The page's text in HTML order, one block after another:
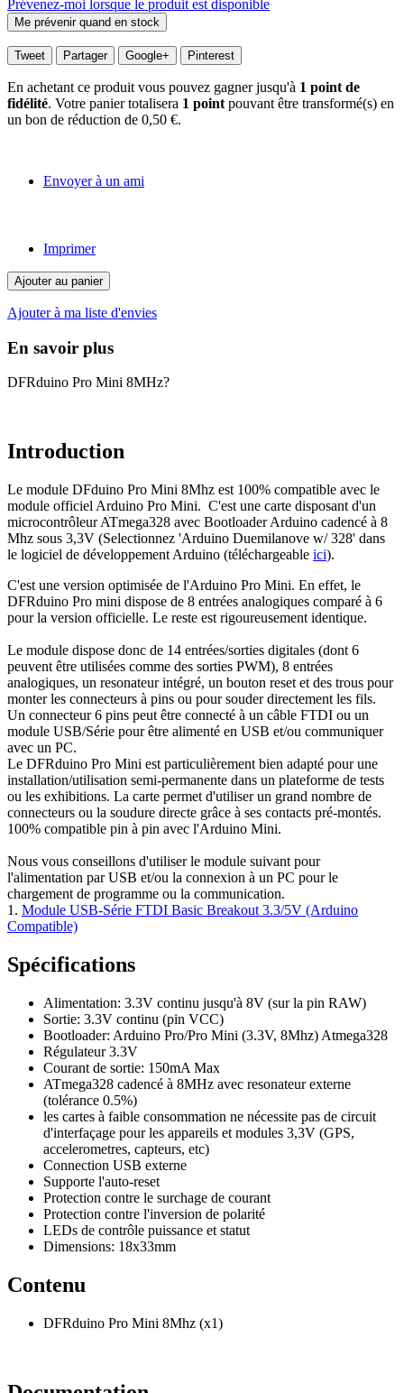
Prévenez-moi lorsque le produit est disponible
Tweet Partager Google+ Pinterest
En achetant ce produit vous pouvez gagner jusqu'à 1 point de
fidélité. Votre panier totalisera 1 point pouvant être transformé(s) en
un bon de réduction de 0,50 €.
Envoyer à un ami
Imprimer
Ajouter au panier
Ajouter à ma liste d'envies
En savoir plus
DFRduino Pro Mini 8MHz?
Introduction
Le module DFduino Pro Mini 8Mhz est 100% compatible avec le
module officiel Arduino Pro Mini. C'est une carte disposant d'un
microcontrôleur ATmega328 avec Bootloader Arduino cadencé à 8
Mhz sous 3,3V (Selectionnez 'Arduino Duemilanove w/ 328' dans
le logiciel de développement Arduino (téléchargeable ici).
C'est une version optimisée de l'Arduino Pro Mini. En effet, le
DFRduino Pro mini dispose de 8 entrées analogiques comparé à 6
pour la version officielle. Le reste est rigoureusement identique.
Le module dispose donc de 14 entrées/sorties digitales (dont 6
peuvent être utilisées comme des sorties PWM), 8 entrées
analogiques, un resonateur intégré, un bouton reset et des trous pour
monter les connecteurs à pins ou pour souder directement les fils.
Un connecteur 6 pins peut être connecté à un câble FTDI ou un
module USB/Série pour être alimenté en USB et/ou communiquer
avec un PC.
Le DFRduino Pro Mini est particulièrement bien adapté pour une
installation/utilisation semi-permanente dans un plateforme de tests
ou les exhibitions. La carte permet d'utiliser un grand nombre de
connecteurs ou la soudure directe grâce à ses contacts pré-montés.
100% compatible pin à pin avec l'Arduino Mini.
Nous vous conseillons d'utiliser le module suivant pour
l'alimentation par USB et/ou la connexion à un PC pour le
chargement de programme ou la communication.
1. Module USB-Série FTDI Basic Breakout 3.3/5V (Arduino
Compatible)
Spécifications
Alimentation: 3.3V continu jusqu'à 8V (sur la pin RAW)
Sortie: 3.3V continu (pin VCC)
Bootloader: Arduino Pro/Pro Mini (3.3V, 8Mhz) Atmega328
Régulateur 3.3V
Courant de sortie: 150mA Max
ATmega328 cadencé à 8MHz avec resonateur externe
(tolérance 0.5%)
les cartes à faible consommation ne nécessite pas de circuit
d'interfaçage pour les appareils et modules 3,3V (GPS,
accelerometres, capteurs, etc)
Connection USB externe
Supporte l'auto-reset
Protection contre le surchage de courant
Protection contre l'inversion de polarité
LEDs de contrôle puissance et statut
Dimensions: 18x33mm
Contenu
DFRduino Pro Mini 8Mhz (x1)